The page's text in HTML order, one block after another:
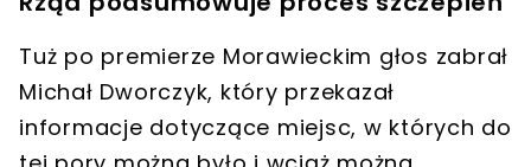
Tuż po premierze Morawieckim głos zabrał
Michał Dworczyk, który przekazał
informacje dotyczące miejsc, w których do